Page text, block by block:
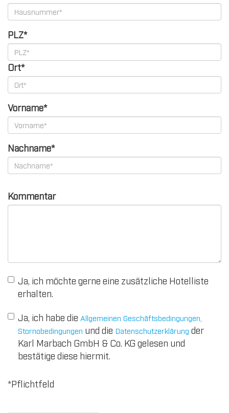
PLZ*
Ort*
Vorname*
Nachname*
Kommentar
Ja, ich möchte gerne eine zusätzliche Hotelliste
erhalten.
Ja, ich habe die Allgemeinen Geschäftsbedingungen,
Stornobedingungen und die Datenschutzer­klärung der
Karl Marbach GmbH & Co. KG gelesen und
bestätige diese hiermit.
*Pflichtfeld